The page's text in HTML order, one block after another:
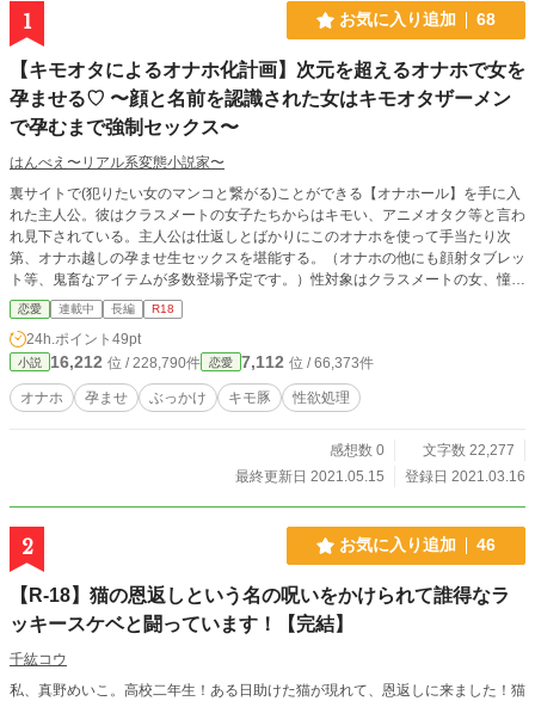
1 お気に入り追加 68
【キモオタによるオナホ化計画】次元を超えるオナホで女を
孕ませる♡ 〜顔と名前を認識された女はキモオタザーメン
で孕むまで強制セックス〜
はんべえ〜リアル系変態小説家〜
裏サイトで(犯りたい女のマンコと繋がる)ことができる【オナホール】を手に入
れた主人公。彼はクラスメートの女子たちからはキモい、アニメオタク等と言わ
れ見下されている。主人公は仕返しとばかりにこのオナホを使って手当たり次
第、オナホ越しの孕ませ生セックスを堪能する。（オナホの他にも顔射タブレッ
ト等、鬼畜なアイテムが多数登場予定です。）性対象はクラスメートの女、憧れ
の先輩、有名なアイドルなど様々だ。このオナホは犯したい女の本名と顔をハッ
キリ認識できれば使用可能だ。主人公はモテないキモオタの遺伝子を次々とクラ
スメートや美少女たちに注ぎ込み、世界一の孕ませチンポを目指す。＊ノーマル
なプレイ、イチャラブなセックスなどは少なめ。自分の変態異常性癖を満たすこ
としか考えられない主人公です。
恋愛 連載中 長編 R18
24h.ポイント 49pt
小説 16,212 位 / 228,790件 恋愛 7,112 位 / 66,373件
オナホ 孕ませ ぶっかけ キモ豚 性欲処理
感想数 0
文字数 22,277
最終更新日 2021.05.15
登録日 2021.03.16
2 お気に入り追加 46
【R-18】猫の恩返しという名の呪いをかけられて誰得なラ
ッキースケベと闘っています！【完結】
千紘コウ
私、真野めいこ。高校二年生！ある日助けた猫が現れて、恩返しに来ました！猫